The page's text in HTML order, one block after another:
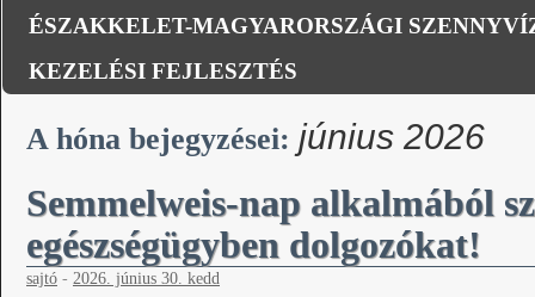
ÉSZAKKELET-MAGYARORSZÁGI
KEZELÉSI FEJLESZTÉS
A hóna bejegyzései: június 2026
Semmelweis-nap alkalmából
egészségügyben dolgozókat!
sajtó - 2026. június 30. kedd